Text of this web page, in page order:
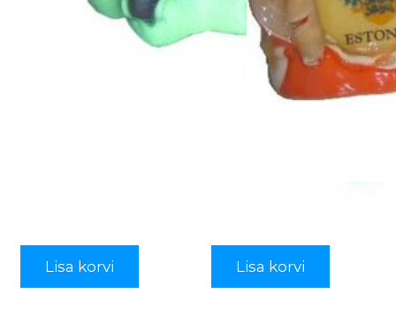
Lisa korvi Lisa korvi